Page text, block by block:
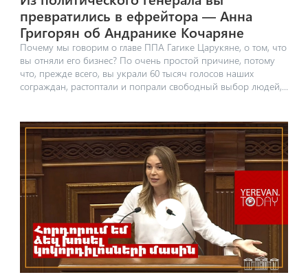
превратились в ефрейтора — Анна
Григорян об Андранике Кочаряне
Почему мы говорим о главе ППА Гагике Царукяне, о том, что
вы отняли его бизнес? По очень простой причине, потому
что, прежде всего, вы украли 60 тысяч голосов наших
сограждан, растоптали и попрали свободный выбор людей,...